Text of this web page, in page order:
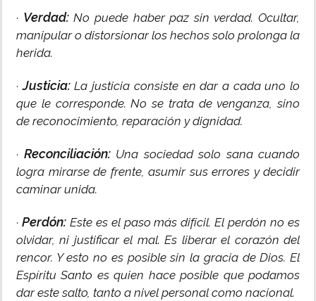
· Verdad:No puede haber paz sin verdad. Ocultar,
manipular o distorsionar los hechos solo prolonga la
herida.
·Justicia:La justicia consiste en dar a cada uno lo
que le corresponde. No se trata de venganza, sino
de reconocimiento, reparación y dignidad.
· Reconciliación: Una sociedad solo sana cuando
logra mirarse de frente, asumir sus errores y decidir
caminar unida.
· Perdón: Este es el paso más difícil. El perdón no es
olvidar, ni justificar el mal. Es liberar el corazón del
rencor. Y esto no es posible sin la gracia de Dios. El
Espíritu Santo es quien hace posible que podamos
dar este salto, tanto a nivel personal como nacional.